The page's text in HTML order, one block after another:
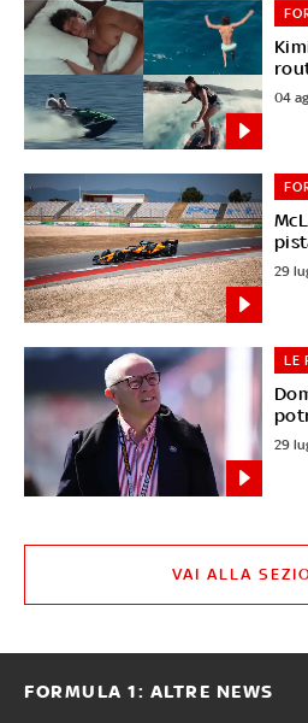
04
29
LE
29
VAI ALLA
FORMULA 1: ALTRE NEWS